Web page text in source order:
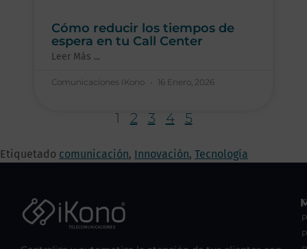
Cómo reducir los tiempos de
espera en tu Call Center
Leer Más ...
Comunicaciones IKono 16 Enero, 2026
1 2 3 4 5
Etiquetado comunicación, Innovación, Tecnología